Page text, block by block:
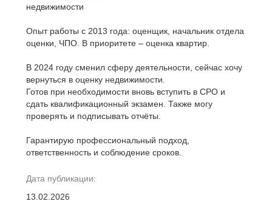
недвижимости
Опыт работы с 2013 года: оценщик, начальник отдела
оценки, ЧПO. В приоритете – оценка квартир.
В 2024 году сменил сферу деятельности, сейчас хочу
вернуться в оценку недвижимости.
Готов при необходимости вновь вступить в СРО и
сдать квалификационный экзамен. Также могу
проверять и подписывать отчёты.
Гарантирую профессиональный подход,
ответственность и соблюдение сроков.
Дата публикации:
13.02.2026